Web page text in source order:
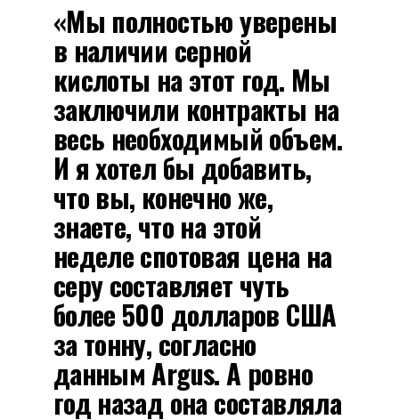
«Мы полностью уверены
в наличии серной
кислоты на этот год. Мы
заключили контракты на
весь необходимый объем.
И я хотел бы добавить,
что вы, конечно же,
знаете, что на этой
неделе спотовая цена на
серу составляет чуть
более 500 долларов США
за тонну, согласно
данным Argus. А ровно
год назад она составляла